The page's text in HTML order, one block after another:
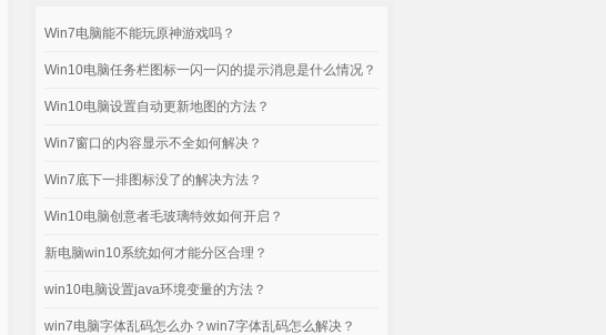
Win7电脑能不能玩原神游戏吗？
Win10电脑任务栏图标一闪一闪的提示消息是什么情况？
Win10电脑设置自动更新地图的方法？
Win7窗口的内容显示不全如何解决？
Win7底下一排图标没了的解决方法？
Win10电脑创意者毛玻璃特效如何开启？
新电脑win10系统如何才能分区合理？
win10电脑设置java环境变量的方法？
win7电脑字体乱码怎么办？win7字体乱码怎么解决？